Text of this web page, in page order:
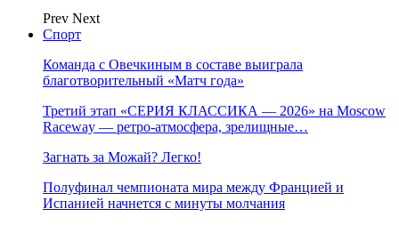
Prev Next
Спорт
Команда с Овечкиным в составе выиграла
благотворительный «Матч года»
Третий этап «СЕРИЯ КЛАССИКА — 2026» на Moscow
Raceway — ретро‑атмосфера, зрелищные…
Загнать за Можай? Легко!
Полуфинал чемпионата мира между Францией и
Испанией начнется с минуты молчания